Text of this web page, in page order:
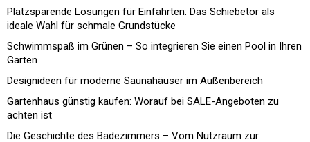
Platzsparende Lösungen für Einfahrten: Das Schiebetor als
ideale Wahl für schmale Grundstücke
Schwimmspaß im Grünen – So integrieren Sie einen Pool in Ihren
Garten
Designideen für moderne Saunahäuser im Außenbereich
Gartenhaus günstig kaufen: Worauf bei SALE-Angeboten zu
achten ist
Die Geschichte des Badezimmers – Vom Nutzraum zur